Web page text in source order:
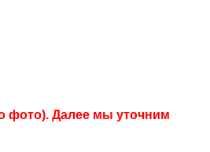
фото). Далее мы уточним